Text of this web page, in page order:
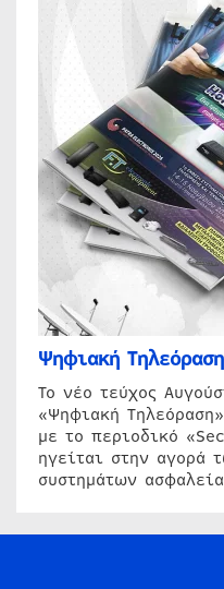
Ψηφιακή
Το νέο τεύχος
«Ψηφιακή
με το περιοδικό
ηγείται στην αγορά
συστημάτων